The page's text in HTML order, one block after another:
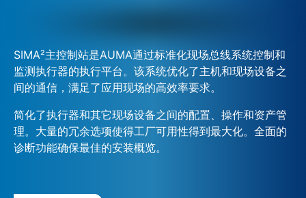
SIMA²主控制站是AUMA通过标准化现场总线系统控制和
监测执行器的执行平台。该系统优化了主机和现场设备之
间的通信，满足了应用现场的高效率要求。
简化了执行器和其它现场设备之间的配置、操作和资产管
理。大量的冗余选项使得工厂可用性得到最大化。全面的
诊断功能确保最佳的安装概览。